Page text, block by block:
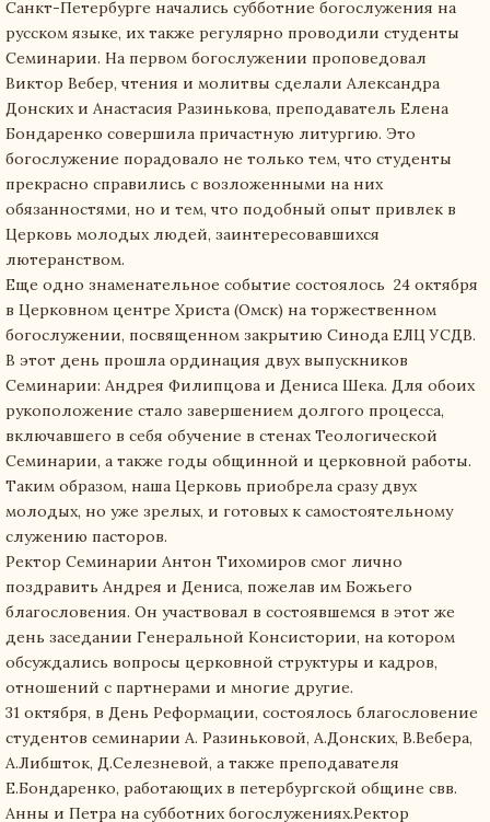
Санкт-Петербурге начались субботние богослужения на
русском языке, их также регулярно проводили студенты
Семинарии. На первом богослужении проповедовал
Виктор Вебер, чтения и молитвы сделали Александра
Донских и Анастасия Разинькова, преподаватель Елена
Бондаренко совершила причастную литургию. Это
богослужение порадовало не только тем, что студенты
прекрасно справились с возложенными на них
обязанностями, но и тем, что подобный опыт привлек в
Церковь молодых людей, заинтересовавшихся
лютеранством.
Еще одно знаменательное событие состоялось 24 октября
в Церковном центре Христа (Омск) на торжественном
богослужении, посвященном закрытию Синода ЕЛЦ УСДВ.
В этот день прошла ординация двух выпускников
Семинарии: Андрея Филипцова и Дениса Шека. Для обоих
рукоположение стало завершением долгого процесса,
включавшего в себя обучение в стенах Теологической
Семинарии, а также годы общинной и церковной работы.
Таким образом, наша Церковь приобрела сразу двух
молодых, но уже зрелых, и готовых к самостоятельному
служению пасторов.
Ректор Семинарии Антон Тихомиров смог лично
поздравить Андрея и Дениса, пожелав им Божьего
благословения. Он участвовал в состоявшемся в этот же
день заседании Генеральной Консистории, на котором
обсуждались вопросы церковной структуры и кадров,
отношений с партнерами и многие другие.
31 октября, в День Реформации, состоялось благословение
студентов семинарии А. Разиньковой, А.Донских, В.Вебера,
А.Либшток, Д.Селезневой, а также преподавателя
Е.Бондаренко, работающих в петербургской общине свв.
Анны и Петра на субботних богослужениях.Ректор